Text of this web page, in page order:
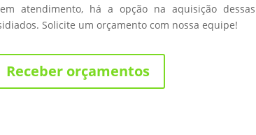
atendimento, há a opção na aquisição dessas
Solicite um orçamento com nossa equipe!
Receber orçamentos